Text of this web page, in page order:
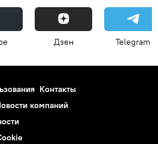
Дзен Telegram
Контакты
компаний